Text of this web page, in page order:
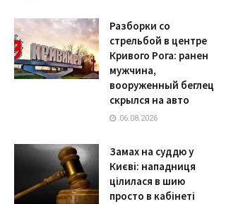
Разборки со
стрельбой в центре
Кривого Рога: ранен
мужчина,
вооруженный беглец
скрылся на авто
06.08.2026
Замах на суддю у
Києві: нападниця
цілилася в шию
просто в кабінеті